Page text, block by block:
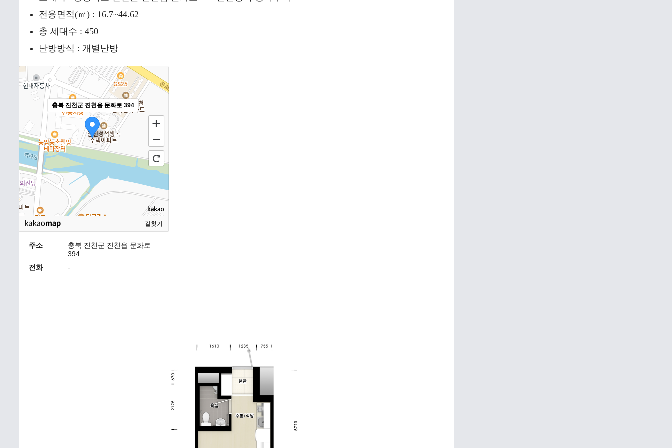
전용면적(㎡) : 16.7~44.62
총 세대수 : 450
난방방식 : 개별난방
충북 진천군 진천읍 문화로 394
길찾기
주소
충북 진천군 진천읍 문화로
394
전화
-